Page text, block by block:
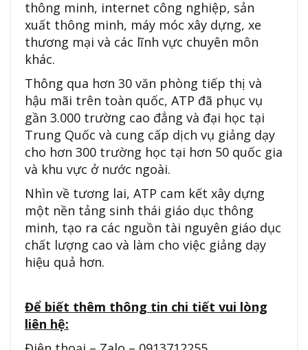
thông minh, internet công nghiệp, sản
xuất thông minh, máy móc xây dựng, xe
thương mại và các lĩnh vực chuyên môn
khác.
Thông qua hơn 30 văn phòng tiếp thị và
hậu mãi trên toàn quốc, ATP đã phục vụ
gần 3.000 trường cao đẳng và đại học tại
Trung Quốc và cung cấp dịch vụ giảng dạy
cho hơn 300 trường học tại hơn 50 quốc gia
và khu vực ở nước ngoài.
Nhìn về tương lai, ATP cam kết xây dựng
một nền tảng sinh thái giáo dục thông
minh, tạo ra các nguồn tài nguyên giáo dục
chất lượng cao và làm cho việc giảng dạy
hiệu quả hơn.
Để biết thêm thông tin chi tiết vui lòng
liên hệ: